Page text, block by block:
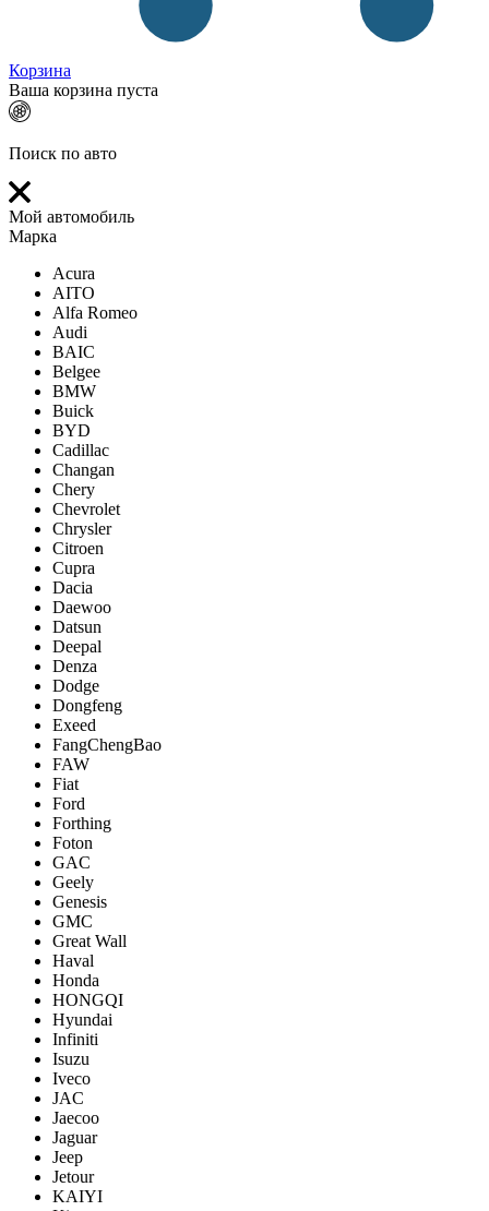
Корзина
Ваша корзина пуста
Поиск по авто
Мой автомобиль
Марка
Acura
AITO
Alfa Romeo
Audi
BAIC
Belgee
BMW
Buick
BYD
Cadillac
Changan
Chery
Chevrolet
Chrysler
Citroen
Cupra
Dacia
Daewoo
Datsun
Deepal
Denza
Dodge
Dongfeng
Exeed
FangChengBao
FAW
Fiat
Ford
Forthing
Foton
GAC
Geely
Genesis
GMC
Great Wall
Haval
Honda
HONGQI
Hyundai
Infiniti
Isuzu
Iveco
JAC
Jaecoo
Jaguar
Jeep
Jetour
KAIYI